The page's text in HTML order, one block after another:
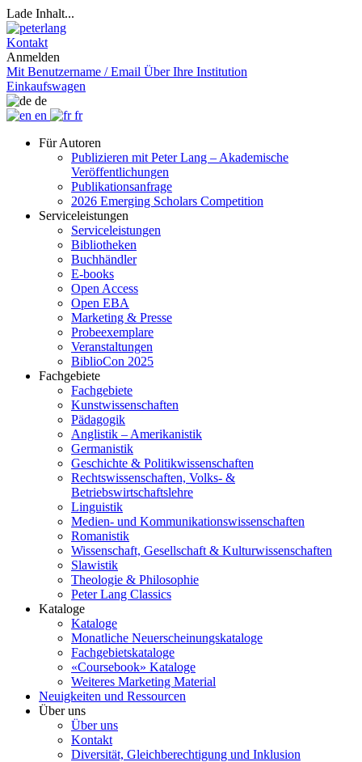
Lade Inhalt...
Kontakt
Anmelden
Mit Benutzername / Email Über Ihre Institution
Einkaufswagen
de
en
fr
Für Autoren
Publizieren mit Peter Lang – Akademische
Veröffentlichungen
Publikationsanfrage
2026 Emerging Scholars Competition
Serviceleistungen
Serviceleistungen
Bibliotheken
Buchhändler
E-books
Open Access
Open EBA
Marketing & Presse
Probeexemplare
Veranstaltungen
BiblioCon 2025
Fachgebiete
Fachgebiete
Kunstwissenschaften
Pädagogik
Anglistik – Amerikanistik
Germanistik
Geschichte & Politikwissenschaften
Rechtswissenschaften, Volks- &
Betriebswirtschaftslehre
Linguistik
Medien- und Kommunikationswissenschaften
Romanistik
Wissenschaft, Gesellschaft & Kulturwissenschaften
Slawistik
Theologie & Philosophie
Peter Lang Classics
Kataloge
Kataloge
Monatliche Neuerscheinungskataloge
Fachgebietskataloge
«Coursebook» Kataloge
Weiteres Marketing Material
Neuigkeiten und Ressourcen
Über uns
Über uns
Kontakt
Diversität, Gleichberechtigung und Inklusion